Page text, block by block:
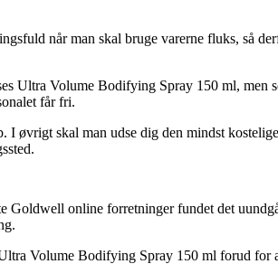
når man skal bruge varerne fluks, så
Ultra Volume Bodifying Spray 150 ml, men
får fri.
skal man udse dig den mindst
online forretninger fundet det
Volume Bodifying Spray 150 ml forud for